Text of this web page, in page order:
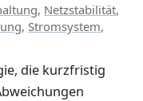
, Netzstabilität,
, Stromsystem,
die kurzfristig